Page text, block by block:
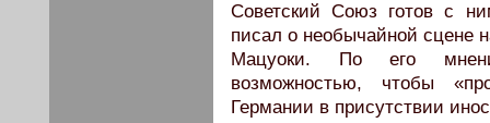
Советский Союз готов с
писал о необычайной сцене
Мацуоки. По его
возможностью, чтобы
Германии в присутствии